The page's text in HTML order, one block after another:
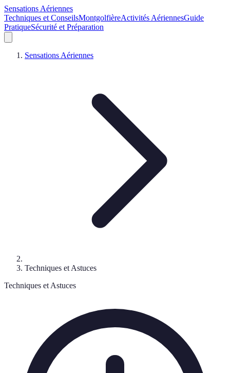
Sensations Aériennes
Techniques et ConseilsMontgolfièreActivités AériennesGuide
PratiqueSécurité et Préparation
Sensations Aériennes
Techniques et Astuces
Techniques et Astuces